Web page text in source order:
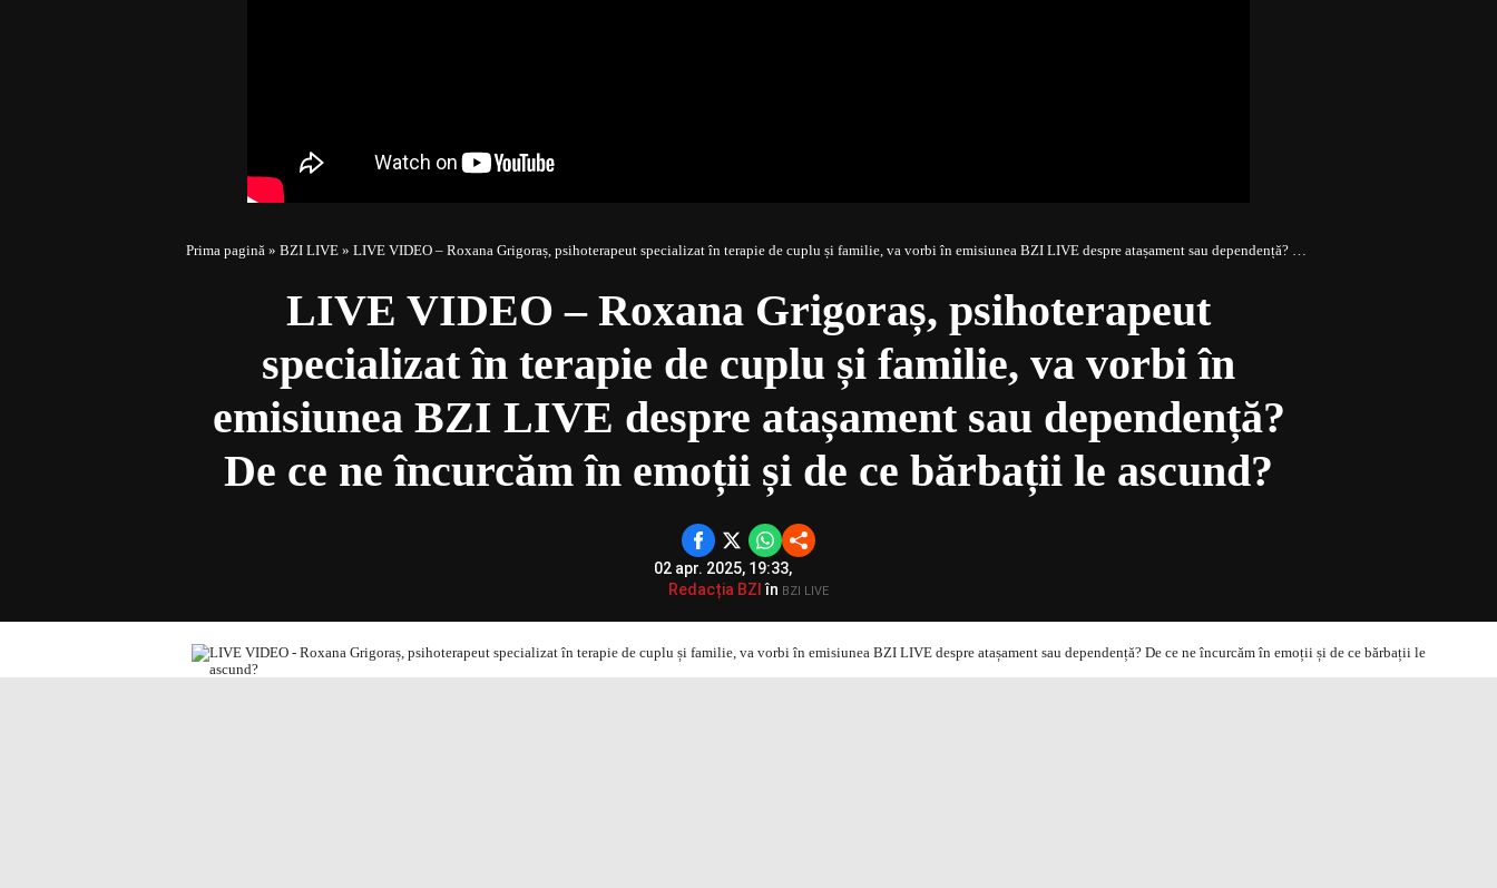
Prima pagină » BZI LIVE » LIVE VIDEO – Roxana Grigoraș, psihoterapeut specializat în terapie de cuplu și familie, va vorbi în emisiunea BZI LIVE despre atașament sau dependență? De ce ne încurcăm în emoții și de ce bărbații le ascund?
LIVE VIDEO – Roxana Grigoraș, psihoterapeut
specializat în terapie de cuplu și familie, va vorbi în
emisiunea BZI LIVE despre atașament sau dependență?
De ce ne încurcăm în emoții și de ce bărbații le ascund?
02 apr. 2025, 19:33,
Redacția BZI în BZI LIVE